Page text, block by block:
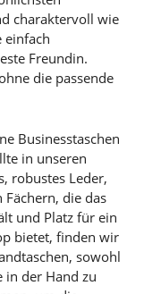
charaktervoll wie
einfach
Freundin.
die passende
Businesstaschen
in unseren
robustes Leder,
die das
und Platz für ein
bietet, finden wir
sowohl
in der Hand zu